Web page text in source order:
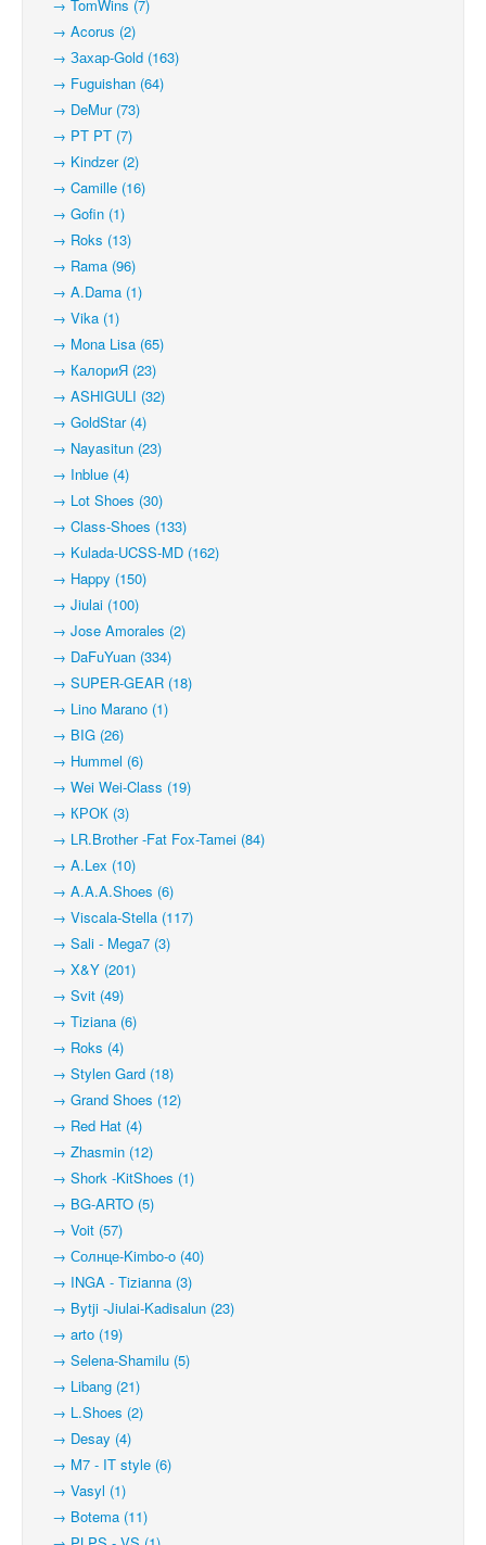
→ TomWins (7)
→ Acorus (2)
→ Захар-Gold (163)
→ Fuguishan (64)
→ DeMur (73)
→ PT PT (7)
→ Kindzer (2)
→ Camille (16)
→ Gofin (1)
→ Roks (13)
→ Rama (96)
→ A.Dama (1)
→ Vika (1)
→ Mona Lisa (65)
→ КалориЯ (23)
→ ASHIGULI (32)
→ GoldStar (4)
→ Nayasitun (23)
→ Inblue (4)
→ Lot Shoes (30)
→ Class-Shoes (133)
→ Kulada-UCSS-MD (162)
→ Happy (150)
→ Jiulai (100)
→ Jose Amorales (2)
→ DaFuYuan (334)
→ SUPER-GEAR (18)
→ Lino Marano (1)
→ BIG (26)
→ Hummel (6)
→ Wei Wei-Class (19)
→ КРОК (3)
→ LR.Brother -Fat Fox-Tamei (84)
→ A.Lex (10)
→ A.A.A.Shoes (6)
→ Viscala-Stella (117)
→ Sali - Mega7 (3)
→ X&Y (201)
→ Svit (49)
→ Tiziana (6)
→ Roks (4)
→ Stylen Gard (18)
→ Grand Shoes (12)
→ Red Hat (4)
→ Zhasmin (12)
→ Shork -KitShoes (1)
→ BG-ARTO (5)
→ Voit (57)
→ Солнце-Kimbo-o (40)
→ INGA - Tizianna (3)
→ Bytji -Jiulai-Kadisalun (23)
→ arto (19)
→ Selena-Shamilu (5)
→ Libang (21)
→ L.Shoes (2)
→ Desay (4)
→ M7 - IT style (6)
→ Vasyl (1)
→ Botema (11)